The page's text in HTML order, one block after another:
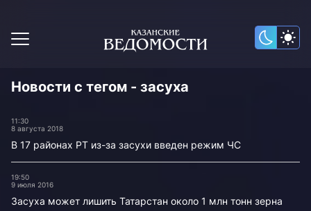
Новости с тегом - засуха
11:30
8 августа 2018
В 17 районах РТ из-за засухи введен режим ЧС
19:50
9 июля 2016
Засуха может лишить Татарстан около 1 млн тонн зерна